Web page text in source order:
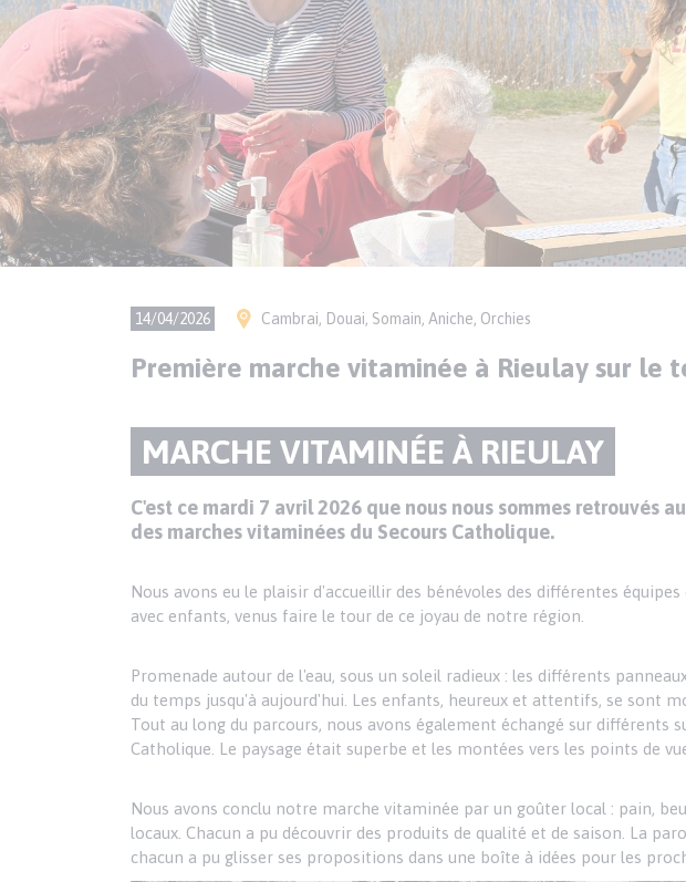
14/04/2026 Ville(s)
Cambrai, Douai, Somain, Aniche, Orchies
Première marche vitaminée à Rieulay sur le
Paragraphes
deTITRE
DU
PARAGRAPHE
MARCHE VITAMINÉE À RIEULAY
Texte
C'est ce mardi 7 avril 2026 que nous nous sommes retrouvés
des marches vitaminées du Secours Catholique.
Nous avons eu le plaisir d'accueillir des bénévoles des différentes
avec enfants, venus faire le tour de ce joyau de notre région.
Promenade autour de l'eau, sous un soleil radieux : les différents
du temps jusqu'à aujourd'hui. Les enfants, heureux et attentifs, se sont
Tout au long du parcours, nous avons également échangé sur différents
Catholique. Le paysage était superbe et les montées vers les points de
Nous avons conclu notre marche vitaminée par un goûter local : pain,
locaux. Chacun a pu découvrir des produits de qualité et de saison. La
chacun a pu glisser ses propositions dans une boîte à idées pour les